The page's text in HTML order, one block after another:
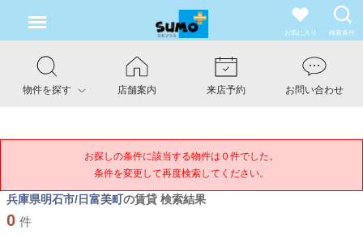
お気に入り 検索条件
物件を探す 店舗案内 来店予約 お問い合わせ
お探しの条件に該当する物件は０件でした。
条件を変更して再度検索してください。
兵庫県明石市/日富美町の賃貸 検索結果
0 件